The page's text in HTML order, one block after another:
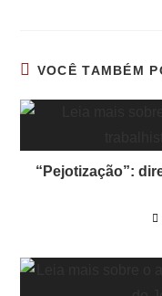
VOCÊ TAMBÉM
“Pejotização”: